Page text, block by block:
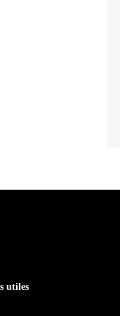
utiles